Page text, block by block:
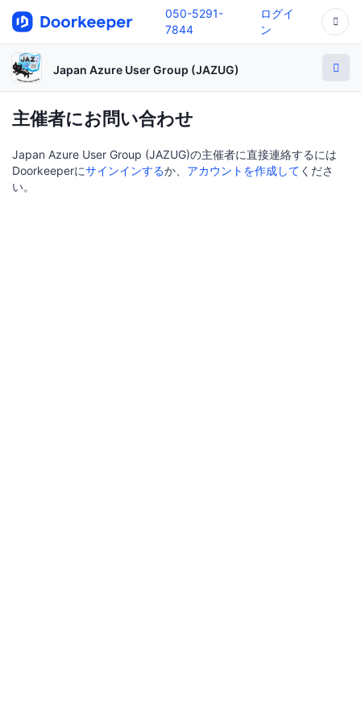
050-5291-
7844
ログイ
ン
Japan Azure User Group (JAZUG)
主催者にお問い合わせ
Japan Azure User Group (JAZUG)の主催者に直接連絡するには
Doorkeeperにサインインするか、 アカウントを作成して くださ
い。